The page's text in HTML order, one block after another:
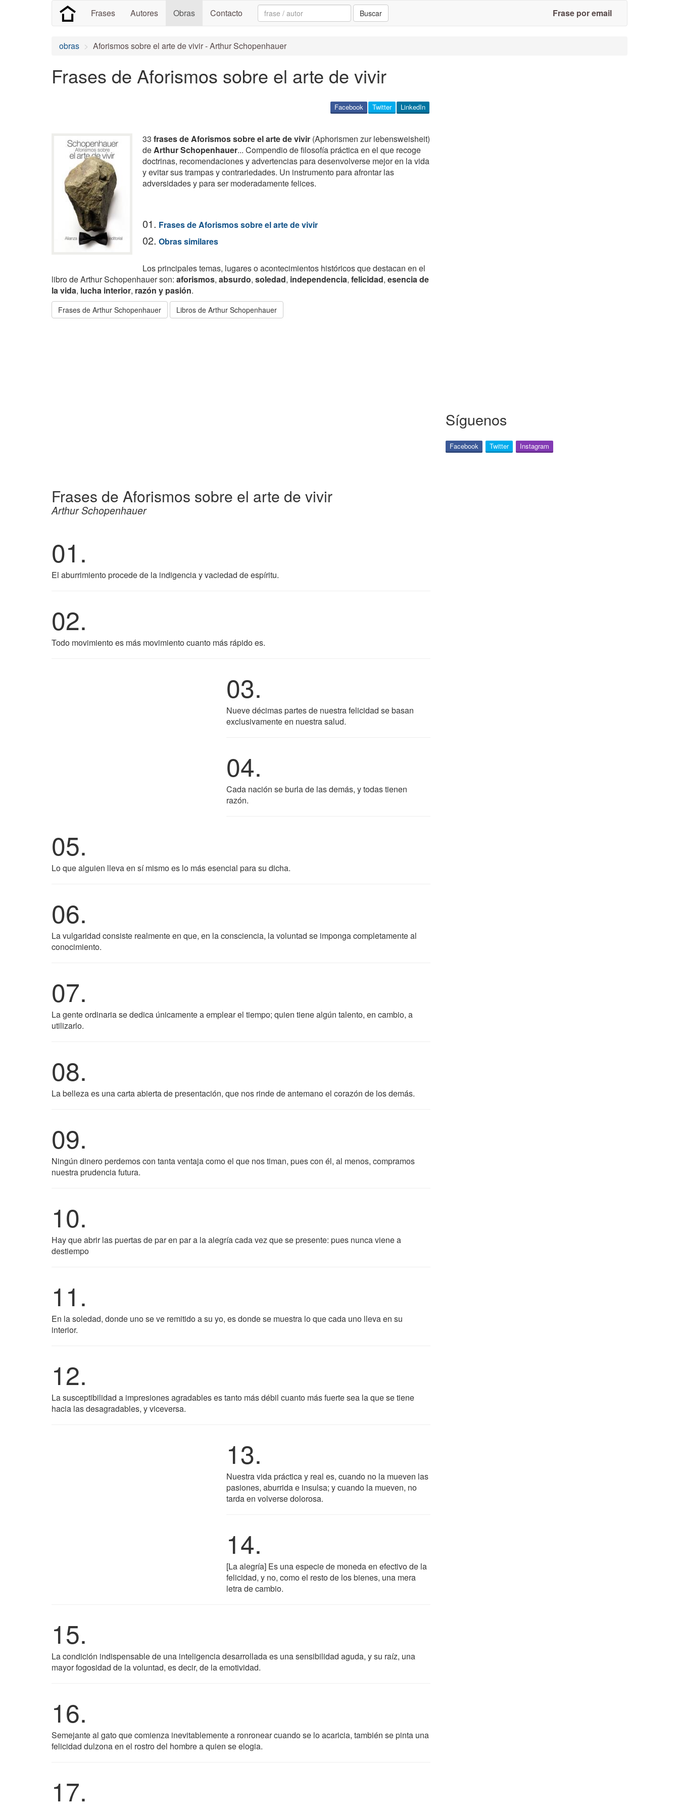
Frases Autores Obras Contacto Search: Buscar Frase por email
obras Aforismos sobre el arte de vivir - Arthur Schopenhauer
Frases de Aforismos sobre el arte de vivir
LinkedIn
Twitter
Facebook
33 frases de Aforismos sobre el arte de vivir (Aphorismen zur lebensweisheit)
deArthur Schopenhauer... Compendio de filosofía práctica en el que recoge
doctrinas, recomendaciones y advertencias para desenvolverse mejor en la vida
y evitar sus trampas y contrariedades. Un instrumento para afrontar las
adversidades y para ser moderadamente felices.
01. Frases de Aforismos sobre el arte de vivir
02. Obras similares
Los principales temas, lugares o acontecimientos históricos que destacan en el
libro de Arthur Schopenhauer son: aforismos, absurdo, soledad, independencia, felicidad, esencia de
la vida, lucha interior, razón y pasión.
Frases de Arthur Schopenhauer Libros de Arthur Schopenhauer
Frases de Aforismos sobre el arte de vivir
Arthur Schopenhauer
01.
El aburrimiento procede de la indigencia y vaciedad de espíritu.
02.
Todo movimiento es más movimiento cuanto más rápido es.
03.
Nueve décimas partes de nuestra felicidad se basan
exclusivamente en nuestra salud.
04.
Cada nación se burla de las demás, y todas tienen
razón.
05.
Lo que alguien lleva en sí mismo es lo más esencial para su dicha.
06.
La vulgaridad consiste realmente en que, en la consciencia, la voluntad se imponga completamente al
conocimiento.
07.
La gente ordinaria se dedica únicamente a emplear el tiempo; quien tiene algún talento, en cambio, a
utilizarlo.
08.
La belleza es una carta abierta de presentación, que nos rinde de antemano el corazón de los demás.
09.
Ningún dinero perdemos con tanta ventaja como el que nos timan, pues con él, al menos, compramos
nuestra prudencia futura.
10.
Hay que abrir las puertas de par en par a la alegría cada vez que se presente: pues nunca viene a
destiempo
11.
En la soledad, donde uno se ve remitido a su yo, es donde se muestra lo que cada uno lleva en su
interior.
12.
La susceptibilidad a impresiones agradables es tanto más débil cuanto más fuerte sea la que se tiene
hacia las desagradables, y viceversa.
13.
Nuestra vida práctica y real es, cuando no la mueven las
pasiones, aburrida e insulsa; y cuando la mueven, no
tarda en volverse dolorosa.
14.
[La alegría] Es una especie de moneda en efectivo de la
felicidad, y no, como el resto de los bienes, una mera
letra de cambio.
15.
La condición indispensable de una inteligencia desarrollada es una sensibilidad aguda, y su raíz, una
mayor fogosidad de la voluntad, es decir, de la emotividad.
16.
Semejante al gato que comienza inevitablemente a ronronear cuando se lo acaricia, también se pinta una
felicidad dulzona en el rostro del hombre a quien se elogia.
17.
Síguenos
Facebook Twitter Instagram